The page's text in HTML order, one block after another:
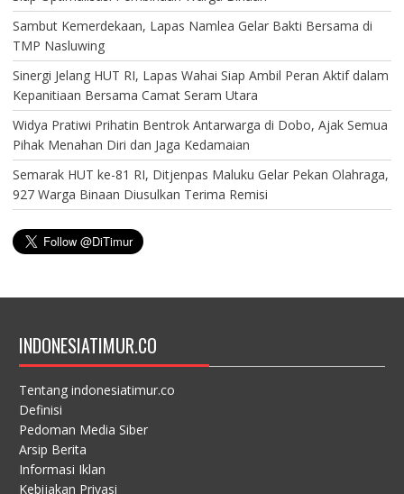
Sambut Kemerdekaan, Lapas Namlea Gelar Bakti Bersama di
TMP Nasluwing
Sinergi Jelang HUT RI, Lapas Wahai Siap Ambil Peran Aktif dalam
Kepanitiaan Bersama Camat Seram Utara
Widya Pratiwi Prihatin Bentrok Antarwarga di Dobo, Ajak Semua
Pihak Menahan Diri dan Jaga Kedamaian
Semarak HUT ke-81 RI, Ditjenpas Maluku Gelar Pekan Olahraga,
927 Warga Binaan Diusulkan Terima Remisi
INDONESIATIMUR.CO
Tentang indonesiatimur.co
Definisi
Pedoman Media Siber
Arsip Berita
Informasi Iklan
Kebijakan Privasi